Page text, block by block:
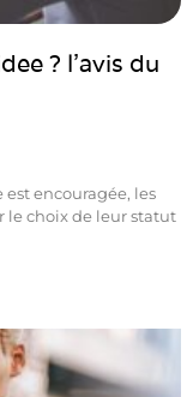
? l’avis du
encouragée, les
le choix de leur statut